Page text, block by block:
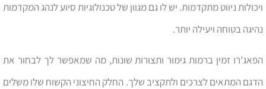
ויכולות ניווט מתקדמות. יש לו גם מגוון של טכנולוגיות סיוע לנהג המקדמות
נהיגה בטוחה ויעילה יותר.
הפאג'רו זמין ברמות גימור ותצורות שונות, מה שמאפשר לך לבחור את
הדגם המתאים לצרכים ולתקציב שלך. החלק החיצוני הקשוח שלו משלים